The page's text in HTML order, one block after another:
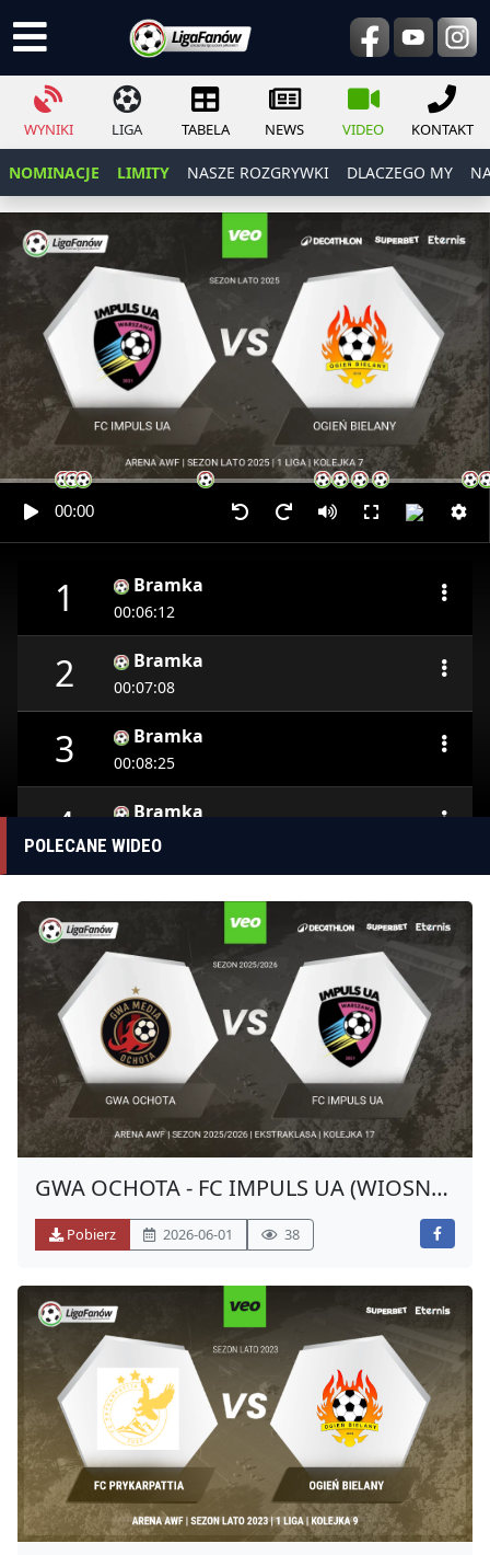
WYNIKI LIGA TABELA NEWS VIDEO KONTAKT
NOMINACJE LIMITY NASZE ROZGRYWKI DLACZEGO MY
00:00
1 Bramka
00:06:12
2 Bramka
00:07:08
3 Bramka
00:08:25
4 Bramka
00:22:09
5
6 Bramka
00:37:22
7 Bramka
00:39:32
8 Bramka
00:41:54
9 Bramka
00:51:58
10 00:53:55
POLECANE WIDEO
GWA OCHOTA - FC IMPULS UA (WIOSNA
2026)
Pobierz 2026-06-01 38